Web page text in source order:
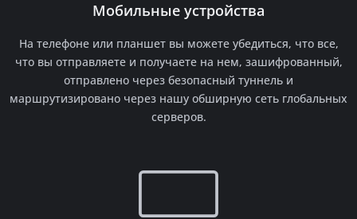
Мобильные устройства
На телефоне или планшет вы можете убедиться, что все,
что вы отправляете и получаете на нем, зашифрованный,
отправлено через безопасный туннель и
маршрутизировано через нашу обширную сеть глобальных
серверов.